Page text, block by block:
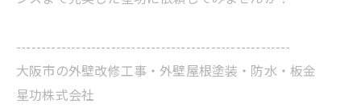
-------------------------------------------------------
大阪市の外壁改修工事・外壁屋根塗装・防水・板金
星功株式会社